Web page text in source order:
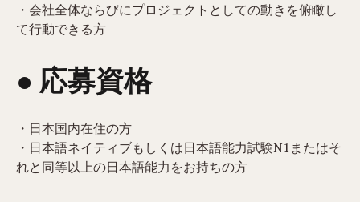
・会社全体ならびにプロジェクトとしての動きを俯瞰し
て行動できる方
● 応募資格
・日本国内在住の方
・日本語ネイティブもしくは日本語能力試験N1またはそ
れと同等以上の日本語能力をお持ちの方